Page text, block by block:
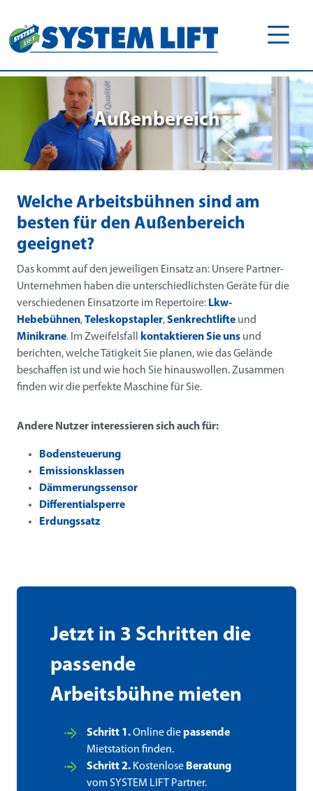
Außenbereich
Welche Arbeitsbühnen sind am
besten für den Außenbereich
geeignet?
Das kommt auf den jeweiligen Einsatz an: Unsere Partner-
Unternehmen haben die unterschiedlichsten Geräte für die
verschiedenen Einsatzorte im Repertoire: Lkw-
Hebebühnen,Teleskopstapler,Senkrechtlifte und
Minikrane. Im Zweifelsfall kontaktieren Sie uns und
berichten, welche Tätigkeit Sie planen, wie das Gelände
beschaffen ist und wie hoch Sie hinauswollen. Zusammen
finden wir die perfekte Maschine für Sie.
Andere Nutzer interessieren sich auch für:
Bodensteuerung
Emissionsklassen
Dämmerungssensor
Differentialsperre
Erdungssatz
Jetzt in 3 Schritten die
passende
Arbeitsbühne mieten
Schritt 1.Online diepassende
Mietstation finden.
Schritt 2. Kostenlose Beratung
vom SYSTEM LIFT Partner.